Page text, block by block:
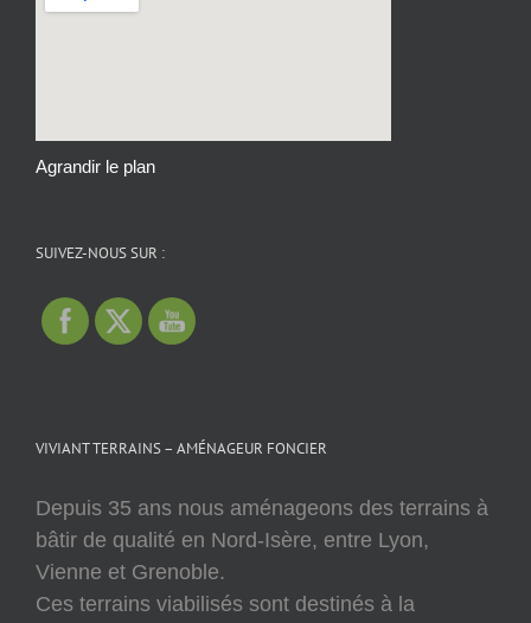
Agrandir le plan
SUIVEZ-NOUS SUR :
VIVIANT TERRAINS – AMÉNAGEUR FONCIER
Depuis 35 ans nous aménageons des terrains à
bâtir de qualité en Nord-Isère, entre Lyon,
Vienne et Grenoble.
Ces terrains viabilisés sont destinés à la